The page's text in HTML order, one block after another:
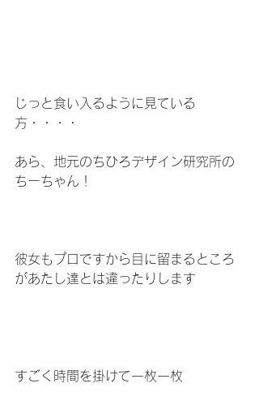
じっと食い入るように見ている
方・・・・
あら、地元のちひろデザイン研究所の
ちーちゃん！
彼女もプロですから目に留まるところ
があたし達とは違ったりします
すごく時間を掛けて一枚一枚